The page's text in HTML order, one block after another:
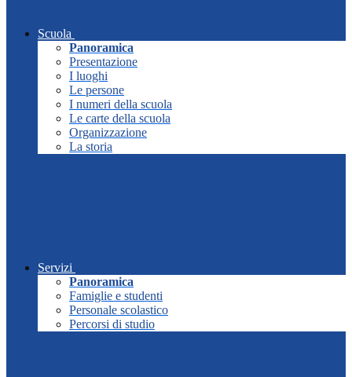
Scuola
Panoramica
Presentazione
I luoghi
Le persone
I numeri della scuola
Le carte della scuola
Organizzazione
La storia
Servizi
Panoramica
Famiglie e studenti
Personale scolastico
Percorsi di studio